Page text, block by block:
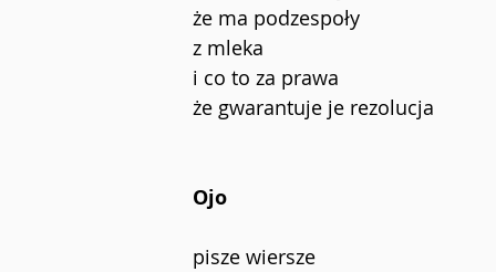
że ma podzespoły
z mleka
i co to za prawa
że gwarantuje je rezolucja
Ojo
pisze wiersze